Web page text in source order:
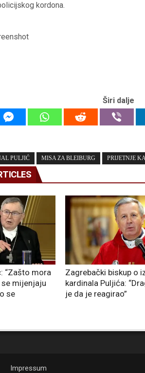
kordona.
Širi dalje
PULJIĆ MISA ZA BLEIBURG PRIJETNJE
“Zašto mora
mijenjaju
se
Zagrebački biskup o
kardinala Puljića:
je da je reagirao”
Impressum